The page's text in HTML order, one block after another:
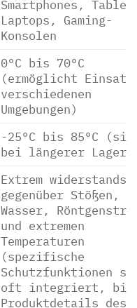
Smartphones,
Laptops, Gaming-
Konsolen
0°C bis 70°C
(ermöglicht
verschiedenen
Umgebungen)
-25°C bis 85°C
bei längerer
Extrem
gegenüber Stößen,
Wasser,
und extremen
Temperaturen
(spezifische
Schutzfunktionen
oft integriert,
Produktdetails des